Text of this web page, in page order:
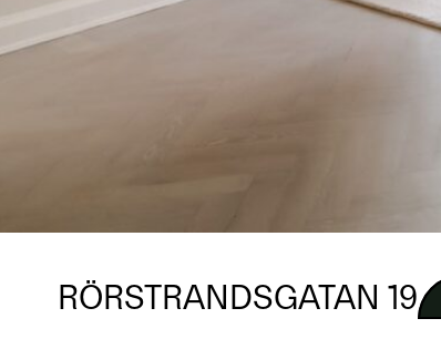
RÖRSTRANDSGATAN 19